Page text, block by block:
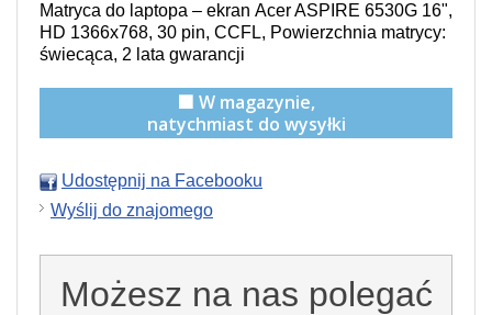
Matryca do laptopa – ekran Acer ASPIRE 6530G 16",
HD 1366x768, 30 pin, CCFL, Powierzchnia matrycy:
świecąca, 2 lata gwarancji
🟩 W magazynie,
natychmiast do wysyłki
Udostępnij na Facebooku
Wyślij do znajomego
Możesz na nas polegać